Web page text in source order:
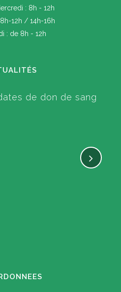
: 8h - 12h
12h / 14h-16h
: de 8h - 12h
de don de sang